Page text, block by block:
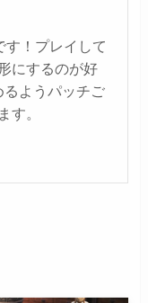
す！プレイして
にするのが好
るようパッチご
す。